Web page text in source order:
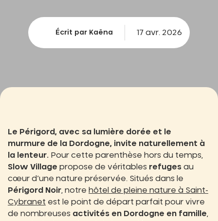
Écrit par Kaëna 17 avr. 2026
Le Périgord, avec sa lumière dorée et le
murmure de la Dordogne, invite naturellement à
la lenteur. Pour cette parenthèse hors du temps,
Slow Village propose de véritables refuges au
cœur d’une nature préservée. Situés dans le
Périgord Noir , notre hôtel de pleine nature à Saint-
Cybranet est le point de départ parfait pour vivre
de nombreuses activités en Dordogne en famille